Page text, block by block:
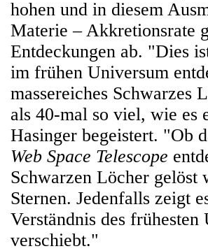
hohen und in diesem
Materie – Akkretionsrate
Entdeckungen ab. "Dies
im frühen Universum
massereiches Schwarzes
als 40-mal so viel, wie es
Hasinger begeistert. "Ob
Web Space Telescope
Schwarzen Löcher gelöst
Sternen. Jedenfalls zeigt
Verständnis des
verschiebt."